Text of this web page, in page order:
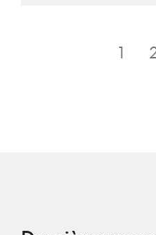
1